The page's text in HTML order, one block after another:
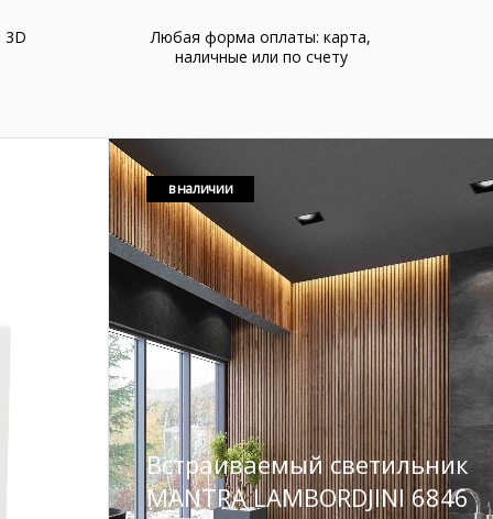
3D
Любая форма оплаты: карта,
наличные или по счету
в наличии
Встраиваемый светильник
MANTRA LAMBORDJINI 6846